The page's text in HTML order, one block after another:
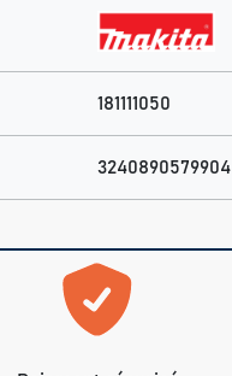
181111050
3240890579904